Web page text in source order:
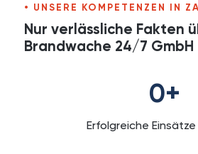
UNSERE KOMPETENZEN IN
Nur verlässliche Fakten
Brandwache 24/7 GmbH
0+
Erfolgreiche